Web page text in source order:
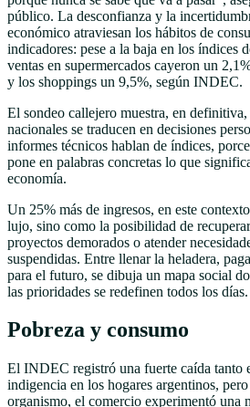
público. La desconfianza y la
económico atraviesan los hábitos de
indicadores: pese a la baja en los índices
ventas en supermercados cayeron un
y los shoppings un 9,5%, según INDEC.
El sondeo callejero muestra, en definitiva,
nacionales se traducen en decisiones
informes técnicos hablan de índices,
pone en palabras concretas lo que
economía.
Un 25% más de ingresos, en este
lujo, sino como la posibilidad de
proyectos demorados o atender
suspendidas. Entre llenar la heladera,
para el futuro, se dibuja un mapa social
las prioridades se redefinen todos los días.
Pobreza y consumo
El INDEC registró una fuerte caída tanto
indigencia en los hogares argentinos,
organismo, el comercio experimentó una